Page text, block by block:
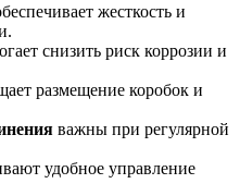
жесткость и
снизить риск коррозии и
размещение коробок и
важны при регулярной
удобное управление